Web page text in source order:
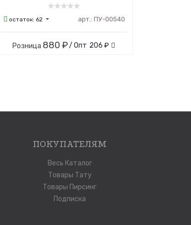
остаток: 62 арт.: ПУ-00540
Розница 880 ₽/ Опт 206 ₽
ПОКУПАТЕЛЯМ
Весь Каталог
Товары Тату
Товары Пирсинг
Подписка